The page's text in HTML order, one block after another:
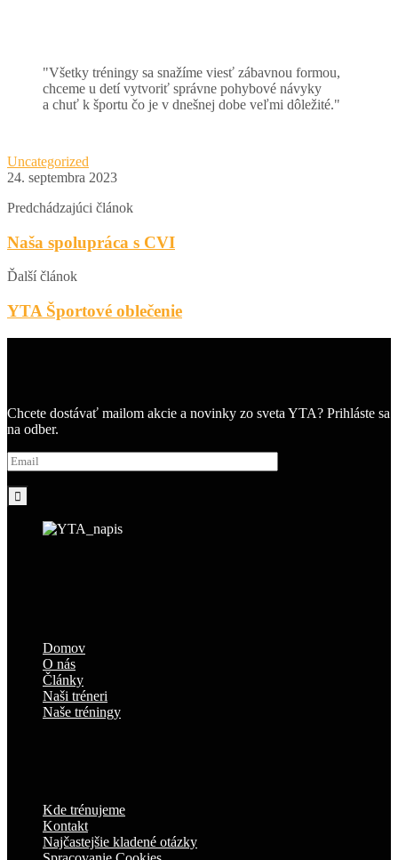
Všetky tréningy sa snažíme viesť zábavnou formou,
chceme u detí vytvoriť správne pohybové návyky
a chuť k športu čo je v dnešnej dobe veľmi dôležité.
Uncategorized
24. septembra 2023
Predchádzajúci článok
Naša spolupráca s CVI
Ďalší článok
YTA Športové oblečenie
Chcete dostávať mailom akcie a novinky zo sveta YTA? Prihláste sa
na odber.
Domov
O nás
Články
Naši tréneri
Naše tréningy
Kde trénujeme
Kontakt
Najčastejšie kladené otázky